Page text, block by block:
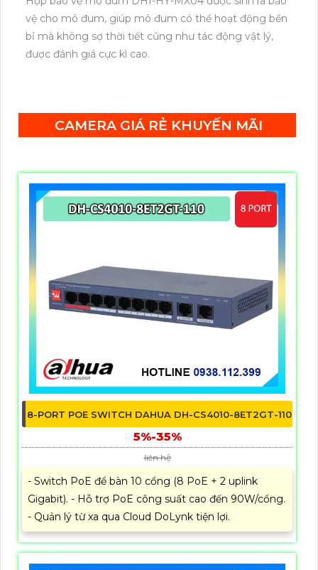
vệ cho mô đum, giúp mô đum có thể hoạt động bền
bỉ mà không sợ thời tiết cũng như tác động vật lý,
được đánh giá cực kì cao.
CAMERA GIÁ RẺ KHUYẾN MÃI
8-PORT POE SWITCH DAHUA DH-CS4010-8ET2GT-110
5%-35%
liên hệ
- Switch PoE để bàn 10 cổng (8 PoE + 2 uplink
Gigabit). - Hỗ trợ PoE công suất cao đến 90W/cổng.
- Quản lý từ xa qua Cloud DoLynk tiện lợi.